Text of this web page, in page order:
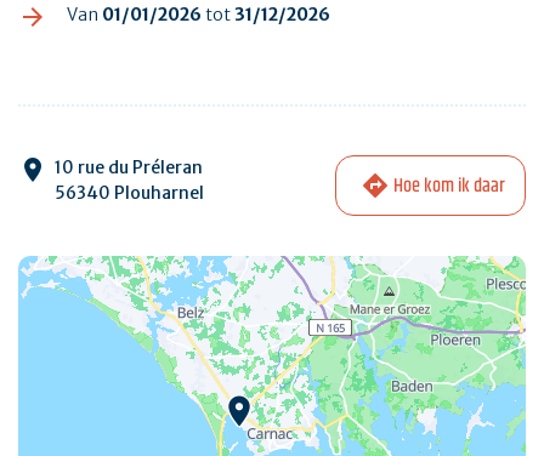
Van 01/01/2026 tot31/12/2026
10 rue du Préleran
56340 Plouharnel
Hoe kom ik daar